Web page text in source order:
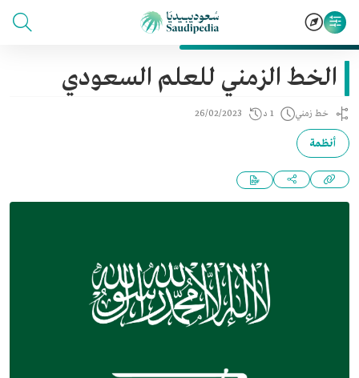
الخط الزمني للعلم السعودي
خط زمني 1 د 26/02/2023
أنظمة